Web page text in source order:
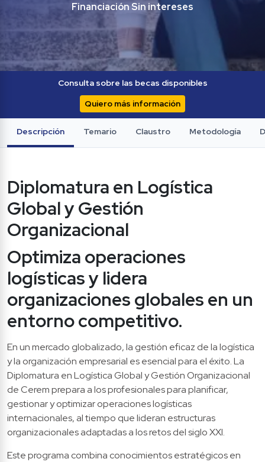
Financiación Sin intereses
Consulta sobre las becas disponibles
Quiero más información
Descripción Temario Claustro Metodología
Diplomatura en Logística
Global y Gestión
Organizacional
Optimiza operaciones
logísticas y lidera
organizaciones globales en un
entorno competitivo.
En un mercado globalizado, la gestión eficaz de la logística
y la organización empresarial es esencial para el éxito. La
Diplomatura en Logística Global y Gestión Organizacional
de Cerem prepara a los profesionales para planificar,
gestionar y optimizar operaciones logísticas
internacionales, al tiempo que lideran estructuras
organizacionales adaptadas a los retos del siglo XXI.
Este programa combina conocimientos estratégicos en